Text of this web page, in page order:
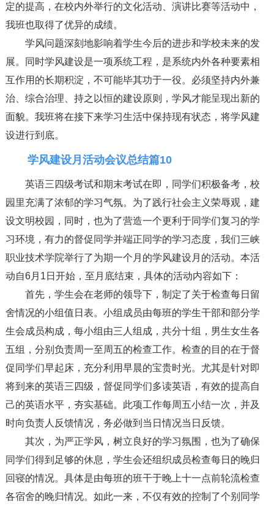
定的提高，在校内外举行的文化活动、演讲比赛等活动中，
我班也取得了优异的成绩。
学风问题深刻地影响着学生今后的进步和学校未来的发
展。同时学风建设是一项系统工程，是系统内外各种要素相
互作用的长期积淀，不可能毕其功于一役。必须坚持内外兼
治、综合治理、持之以恒的建设原则，学风才能呈现出新的
面貌。我班将在接下来学习生活中保持现有状态，将学风建
设进行到底。
学风建设月活动会议总结篇10
英语三四级考试和期末考试在即，同学们积极备考，校
园里充满了浓郁的学习气氛。为了践行社会主义荣辱观，建
设文明校园，同时，也为了营造一个更利于同学们复习的学
习环境，有力的督促同学并端正同学的学习态度，我们三峡
职业技术学院举行了为期一个月的学风建设月的活动。本活
动自6月1日开始，至月底结束，具体的活动内容如下：
首先，学生会在老师的领导下，制定了关于检查每日留
舍情况的小组值日表。小组成员由每班的学生干部和部分学
生会成员构成，每小组由三人组成，共分十组，男生女生各
五组，分别负责周一至周五的检查工作。检查的目的在于督
促同学们早起床，充分利用早晨的宝贵时光。尤其是针对即
将到来的英语三四级，督促同学们多读英语，有效的提高自
己的英语水平，夯实基础。此项工作每周五小结一次，并及
时向负责人反馈情况，务必做到当日情况当日反馈。
其次，为严正学风，树立良好的学习氛围，也为了确保
同学们得到足够的休息，学生会还组织成员检查每日的晚归
回寝的情况。具体是由每班的班干于晚上十一点前轮流检查
各宿舍的晚归情况。如此一来，不仅有效的控制了个别同学